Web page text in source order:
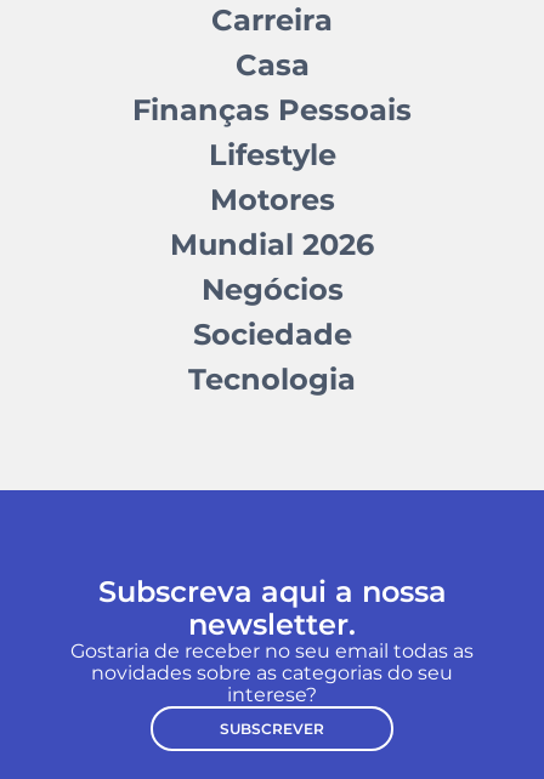
Carreira
Casa
Finanças Pessoais
Lifestyle
Motores
Mundial 2026
Negócios
Sociedade
Tecnologia
Subscreva aqui a nossa
newsletter.
Gostaria de receber no seu email todas as
novidades sobre as categorias do seu
interese?
SUBSCREVER